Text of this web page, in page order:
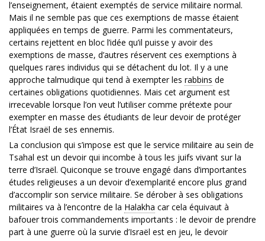
l’enseignement, étaient exemptés de service militaire normal.
Mais il ne semble pas que ces exemptions de masse étaient
appliquées en temps de guerre. Parmi les commentateurs,
certains rejettent en bloc l’idée qu’il puisse y avoir des
exemptions de masse, d’autres réservent ces exemptions à
quelques rares individus qui se détachent du lot. Il y a une
approche talmudique qui tend à exempter les rabbins de
certaines obligations quotidiennes. Mais cet argument est
irrecevable lorsque l’on veut l’utiliser comme prétexte pour
exempter en masse des étudiants de leur devoir de protéger
l’État Israël de ses ennemis.
La conclusion qui s’impose est que le service militaire au sein de
Tsahal est un devoir qui incombe à tous les juifs vivant sur la
terre d’Israël. Quiconque se trouve engagé dans d’importantes
études religieuses a un devoir d’exemplarité encore plus grand
d’accomplir son service militaire. Se dérober à ses obligations
militaires va à l’encontre de la Halakha car cela équivaut à
bafouer trois commandements importants : le devoir de prendre
part à une guerre où la survie d’Israël est en jeu, le devoir